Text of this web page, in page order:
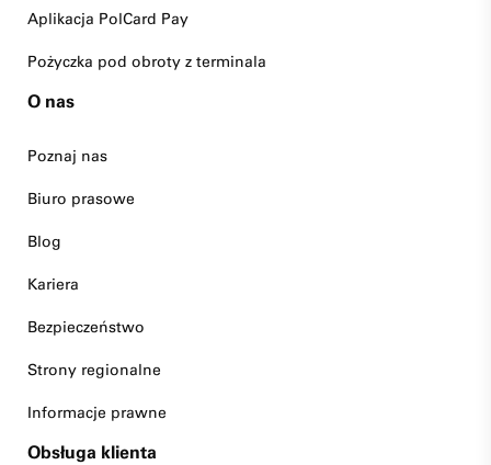
Aplikacja PolCard Pay
Pożyczka pod obroty z terminala
O nas
Poznaj nas
Biuro prasowe
Blog
Kariera
Bezpieczeństwo
Strony regionalne
Informacje prawne
Obsługa klienta